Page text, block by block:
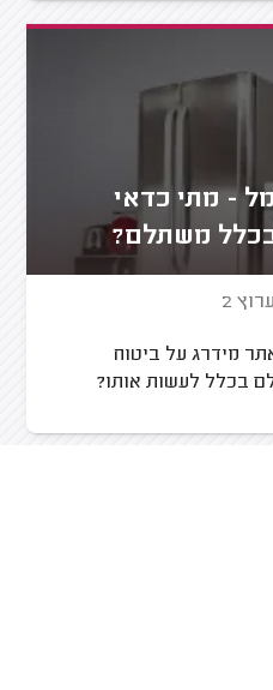
- מתי כדאי
משתלם?
2
אתר מידרג על ביטוח
בכלל לעשות אותו?